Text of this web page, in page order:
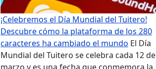
¡Celebremos el Día Mundial del Tuitero!
Descubre cómo la plataforma de los 280
caracteres ha cambiado el mundo El Día
Mundial del Tuitero se celebra cada 12 de